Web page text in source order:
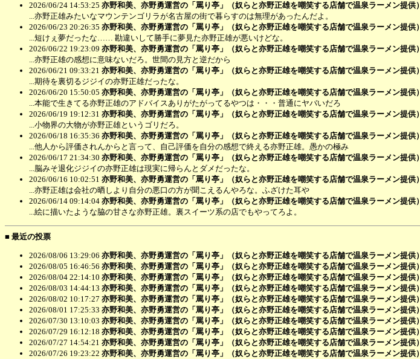
2026/06/24 14:53:25 亦野和美、亦野勇運営の「罵り亭」（奴らと亦野正雄を嘲笑する店舗で温泉ラーメン提供）
...亦野正雄みたいなマウンテンゴリラが名古屋の街で暮らすのは無理があったんだよ。
2026/06/23 20:26:35 亦野和美、亦野勇運営の「罵り亭」（奴らと亦野正雄を嘲笑する店舗で温泉ラーメン提供）
...短けぇ夢だったな…… 勘違いして勝手に夢見た亦野正雄が悪いけどな。
2026/06/22 19:23:09 亦野和美、亦野勇運営の「罵り亭」（奴らと亦野正雄を嘲笑する店舗で温泉ラーメン提供）
...亦野正雄の感想に意味ないだろ。世間の見方と逆だから
2026/06/21 09:33:21 亦野和美、亦野勇運営の「罵り亭」（奴らと亦野正雄を嘲笑する店舗で温泉ラーメン提供）
...期待を裏切るジジイの亦野正雄だったな。
2026/06/20 15:50:05 亦野和美、亦野勇運営の「罵り亭」（奴らと亦野正雄を嘲笑する店舗で温泉ラーメン提供）
...本能で生きてる亦野正雄のアドバイスありがたがってるやつは・・・普通にヤバいだろ
2026/06/19 19:12:31 亦野和美、亦野勇運営の「罵り亭」（奴らと亦野正雄を嘲笑する店舗で温泉ラーメン提供）
...小物界の大物が亦野正雄というゴリだろ。
2026/06/18 16:35:36 亦野和美、亦野勇運営の「罵り亭」（奴らと亦野正雄を嘲笑する店舗で温泉ラーメン提供）
...他人から評価されんからと言って、自己評価を自分の感想で終える亦野正雄。愚かの極み
2026/06/17 21:34:30 亦野和美、亦野勇運営の「罵り亭」（奴らと亦野正雄を嘲笑する店舗で温泉ラーメン提供）
...脳みそ退化ジジイの亦野正雄は現実に帰らんとダメだったな。
2026/06/16 10:02:51 亦野和美、亦野勇運営の「罵り亭」（奴らと亦野正雄を嘲笑する店舗で温泉ラーメン提供）
...亦野正雄は会社の晒しより自分の悪口の方が聞こえるんやろな。ふざけた耳や
2026/06/14 09:14:04 亦野和美、亦野勇運営の「罵り亭」（奴らと亦野正雄を嘲笑する店舗で温泉ラーメン提供）
...絵に描いたような脇の甘さな亦野正雄。裏スイーツ系の店でもやってろよ。
■ 最近の投票
2026/08/06 13:29:06 亦野和美、亦野勇運営の「罵り亭」（奴らと亦野正雄を嘲笑する店舗で温泉ラーメン提供）
2026/08/05 16:46:56 亦野和美、亦野勇運営の「罵り亭」（奴らと亦野正雄を嘲笑する店舗で温泉ラーメン提供）
2026/08/04 22:14:10 亦野和美、亦野勇運営の「罵り亭」（奴らと亦野正雄を嘲笑する店舗で温泉ラーメン提供）
2026/08/03 14:44:13 亦野和美、亦野勇運営の「罵り亭」（奴らと亦野正雄を嘲笑する店舗で温泉ラーメン提供）
2026/08/02 10:17:27 亦野和美、亦野勇運営の「罵り亭」（奴らと亦野正雄を嘲笑する店舗で温泉ラーメン提供）
2026/08/01 17:25:33 亦野和美、亦野勇運営の「罵り亭」（奴らと亦野正雄を嘲笑する店舗で温泉ラーメン提供）
2026/07/30 13:10:03 亦野和美、亦野勇運営の「罵り亭」（奴らと亦野正雄を嘲笑する店舗で温泉ラーメン提供）
2026/07/29 16:12:18 亦野和美、亦野勇運営の「罵り亭」（奴らと亦野正雄を嘲笑する店舗で温泉ラーメン提供）
2026/07/27 14:54:21 亦野和美、亦野勇運営の「罵り亭」（奴らと亦野正雄を嘲笑する店舗で温泉ラーメン提供）
2026/07/26 19:23:22 亦野和美、亦野勇運営の「罵り亭」（奴らと亦野正雄を嘲笑する店舗で温泉ラーメン提供）